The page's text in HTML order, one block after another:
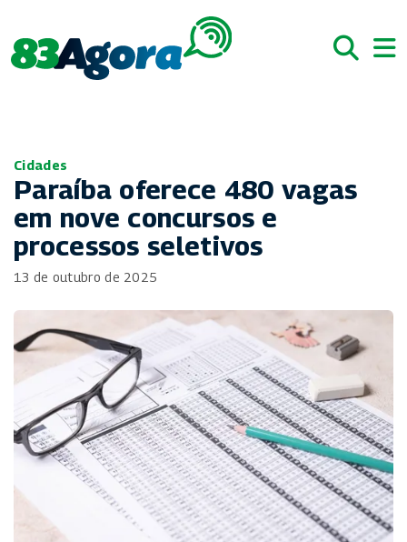
Cidades
Paraíba oferece 480 vagas
em nove concursos e
processos seletivos
13 de outubro de 2025